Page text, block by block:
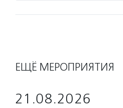
ЕЩЁ МЕРОПРИЯТИЯ
21.08.2026